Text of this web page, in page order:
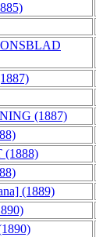
(1887)
(1889)